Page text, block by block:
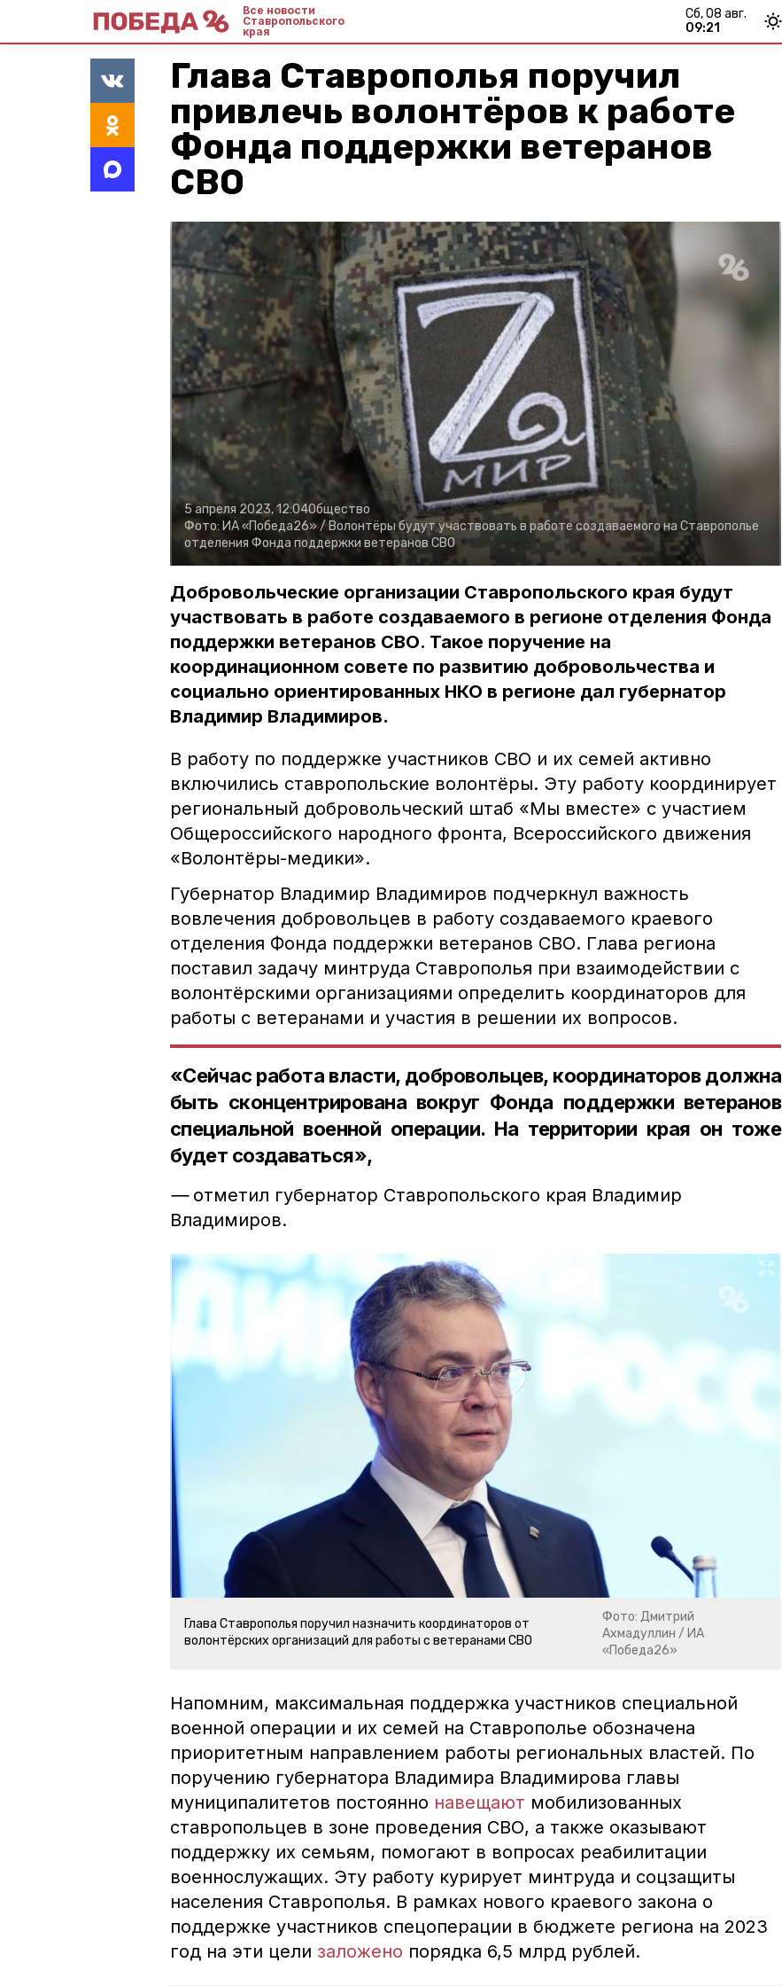
Все новости
Ставропольского
края
сб, 08 авг.
09:21
Глава Ставрополья поручил
привлечь волонтёров к работе
Фонда поддержки ветеранов
СВО
5 апреля 2023, 12:04Общество
Фото: ИА «Победа26» / Волонтёры будут участвовать в работе создаваемого на Ставрополье
отделения Фонда поддержки ветеранов СВО
Добровольческие организации Ставропольского края будут
участвовать в работе создаваемого в регионе отделения Фонда
поддержки ветеранов СВО. Такое поручение на
координационном совете по развитию добровольчества и
социально ориентированных НКО в регионе дал губернатор
Владимир Владимиров.
В работу по поддержке участников СВО и их семей активно
включились ставропольские волонтёры. Эту работу координирует
региональный добровольческий штаб «Мы вместе» с участием
Общероссийского народного фронта, Всероссийского движения
«Волонтёры-медики».
Губернатор Владимир Владимиров подчеркнул важность
вовлечения добровольцев в работу создаваемого краевого
отделения Фонда поддержки ветеранов СВО. Глава региона
поставил задачу минтруда Ставрополья при взаимодействии с
волонтёрскими организациями определить координаторов для
работы с ветеранами и участия в решении их вопросов.
«Сейчас работа власти, добровольцев, координаторов должна
быть сконцентрирована вокруг Фонда поддержки ветеранов
специальной военной операции. На территории края он тоже
будет создаваться»,
— отметил губернатор Ставропольского края Владимир
Владимиров.
Глава Ставрополья поручил назначить координаторов от
волонтёрских организаций для работы с ветеранами СВО
Фото: Дмитрий
Ахмадуллин / ИА
«Победа26»
Напомним, максимальная поддержка участников специальной
военной операции и их семей на Ставрополье обозначена
приоритетным направлением работы региональных властей. По
поручению губернатора Владимира Владимирова главы
муниципалитетов постоянно навещают мобилизованных
ставропольцев в зоне проведения СВО, а также оказывают
поддержку их семьям, помогают в вопросах реабилитации
военнослужащих. Эту работу курирует минтруда и соцзащиты
населения Ставрополья. В рамках нового краевого закона о
поддержке участников спецоперации в бюджете региона на 2023
год на эти цели заложено порядка 6,5 млрд рублей.